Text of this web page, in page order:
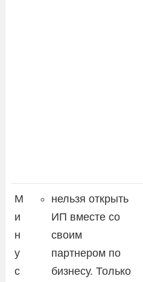
М
и
н
у
с
нельзя открыть
ИП вместе со
своим
партнером по
бизнесу. Только